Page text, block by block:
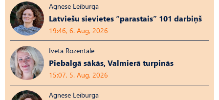
Agnese Leiburga
Latviešu sievietes “parastais” 101 darbiņš
19:46, 6. Aug, 2026
Iveta Rozentāle
Piebalgā sākās, Valmierā turpinās
15:07, 5. Aug, 2026
Agnese Leiburga